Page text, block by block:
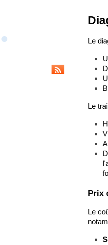
Le
Le
Prix
Le